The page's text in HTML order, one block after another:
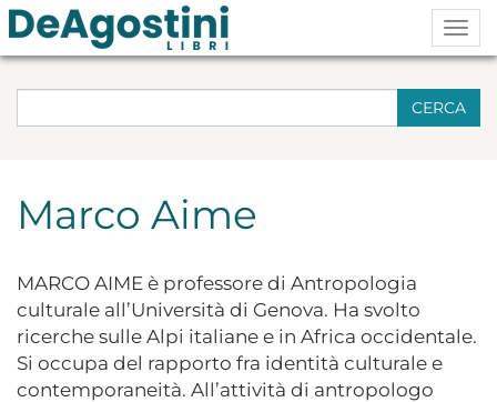
CERCA
Marco Aime
MARCO AIME è professore di Antropologia
culturale all’Università di Genova. Ha svolto
ricerche sulle Alpi italiane e in Africa occidentale.
Si occupa del rapporto fra identità culturale e
contemporaneità. All’attività di antropologo